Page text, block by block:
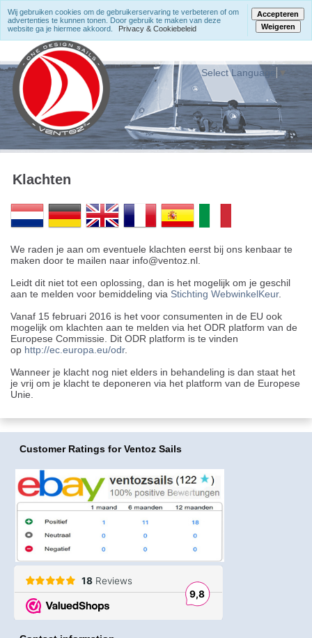
Select Language ▼
Klachten
We raden je aan om eventuele klachten eerst bij ons kenbaar te
maken door te mailen naar info@ventoz.nl.
Leidt dit niet tot een oplossing, dan is het mogelijk om je geschil
aan te melden voor bemiddeling via Stichting WebwinkelKeur.
Vanaf 15 februari 2016 is het voor consumenten in de EU ook
mogelijk om klachten aan te melden via het ODR platform van de
Europese Commissie. Dit ODR platform is te vinden
op http://ec.europa.eu/odr.
Wanneer je klacht nog niet elders in behandeling is dan staat het
je vrij om je klacht te deponeren via het platform van de Europese
Unie.
Customer Ratings for Ventoz Sails
Wij gebruiken cookies om de gebruikerservaring te verbeteren of om
advertenties te kunnen tonen. Door gebruik te maken van deze
website ga je hiermee akkoord.
Privacy & Cookiebeleid
Accepteren
Weigeren